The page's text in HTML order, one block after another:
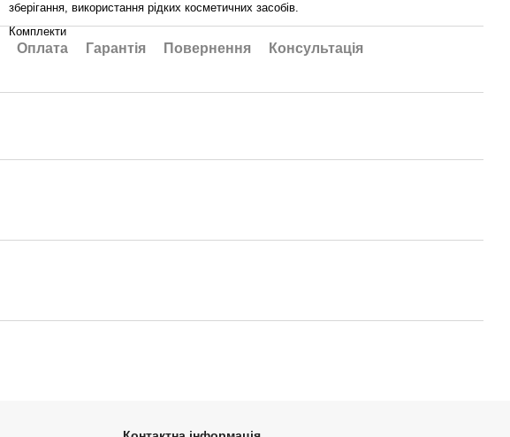
зберігання, використання рідких косметичних засобів.
Комплекти
Оплата Гарантія Повернення Консультація